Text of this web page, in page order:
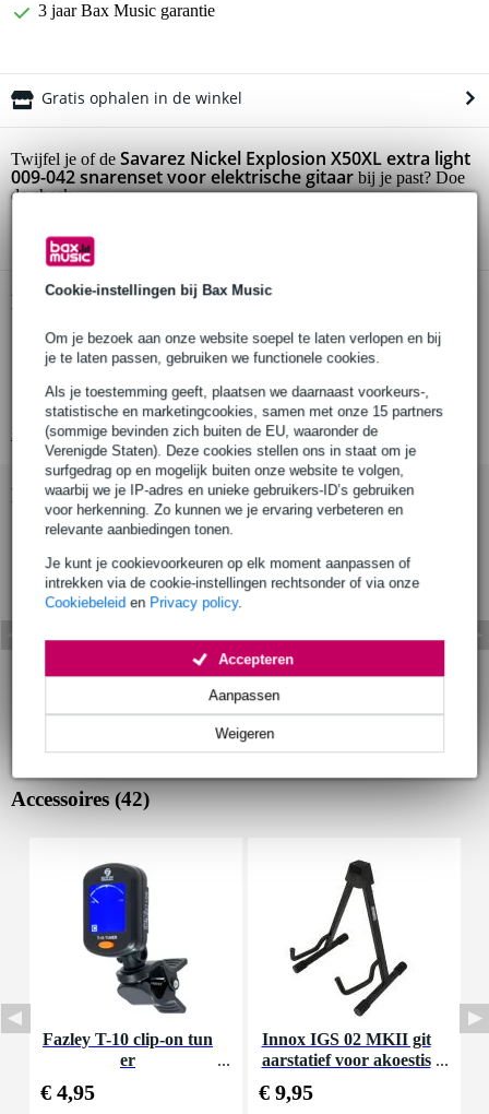
Cookie-instellingen bij Bax Music
Om je bezoek aan onze website soepel te laten verlopen en bij
je te laten passen, gebruiken we functionele cookies.
Als je toestemming geeft, plaatsen we daarnaast voorkeurs-,
statistische en marketingcookies, samen met onze 15 partners
(sommige bevinden zich buiten de EU, waaronder de
Verenigde Staten). Deze cookies stellen ons in staat om je
surfgedrag op en mogelijk buiten onze website te volgen,
waarbij we je IP-adres en unieke gebruikers-ID’s gebruiken
voor herkenning. Zo kunnen we je ervaring verbeteren en
relevante aanbiedingen tonen.
Je kunt je cookievoorkeuren op elk moment aanpassen of
intrekken via de cookie-instellingen rechtsonder of via onze
Cookiebeleid en Privacy policy.
Weigeren
Aanpassen
Accepteren
3 jaar Bax Music garantie
Gratis ophalen in de winkel
Twijfel je of de Savarez Nickel Explosion X50XL extra light
009-042 snarenset voor elektrische gitaarbij je past? Doe
de check.
Productinformatie
Savarez extra light snarenset voor elektrische gitaar
serie: Nickel Explosion
type: X50XL
Bekijk alle productspecificaties
Bekijk ook eens (6)
Accessoires (42)
Fazley T-10 clip-on tun
er
€ 4,95
Innox IGS 02 MKII git
aarstatief voor akoestis
€ 9,95